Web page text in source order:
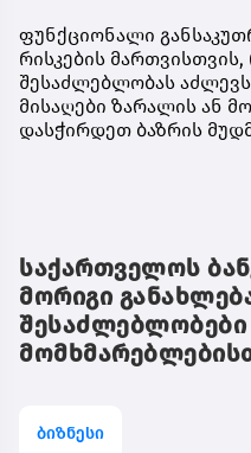
ფუნქციონალი
რისკების
შესაძლებლობას
მისაღები ზარალის ან
დასჭირდეთ ბაზრის
საქართველოს
მორიგი
შესაძლებლობები
ბიზნესი